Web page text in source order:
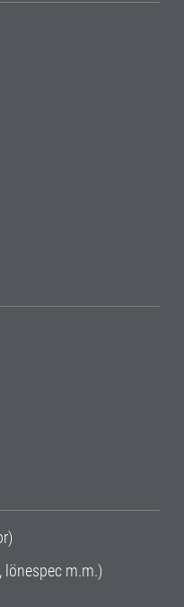
lönespec m.m.)